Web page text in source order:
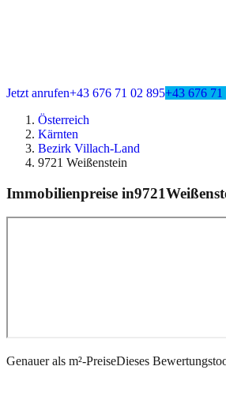
Jetzt anrufen+43 676 71 02 895+43 676 71
Österreich
Kärnten
Bezirk Villach-Land
9721 Weißenstein
Immobilienpreise in9721
Genauer als m²-PreiseDieses